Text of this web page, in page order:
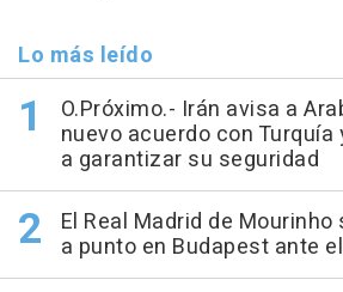
Lo más leído
O.Próximo.- Irán avisa a
nuevo acuerdo con Turquía
a garantizar su seguridad
El Real Madrid de
a punto en Budapest ante